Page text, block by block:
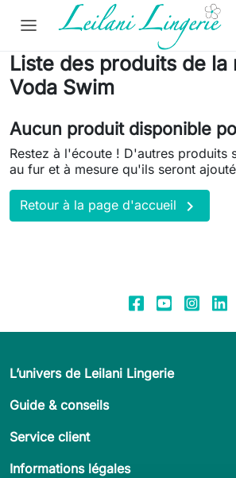
Liste des produits de la
Voda Swim
Aucun produit disponible
Restez à l'écoute ! D'autres produits
au fur et à mesure qu'ils seront
Retour à la page d'accueil 
L’univers de Leilani Lingerie
Guide & conseils
Service client
Informations légales